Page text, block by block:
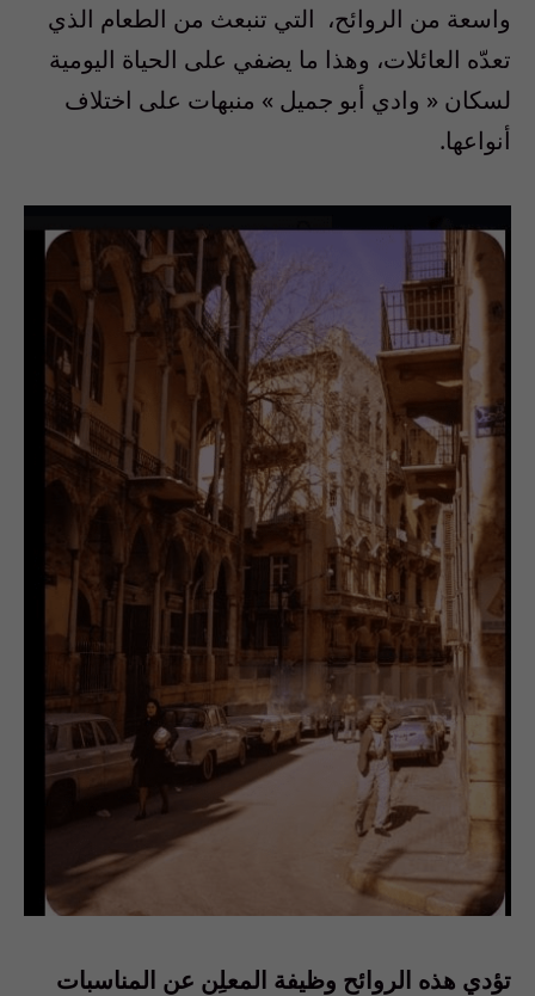
واسعة من الروائح، التي تنبعث من الطعام الذي
تعدّه العائلات، وهذا ما يضفي على الحياة اليومية
لسكان « وادي أبو جميل » منبهات على اختلاف
أنواعها.
تؤدي هذه الروائح وظيفة المعلِن عن المناسبات